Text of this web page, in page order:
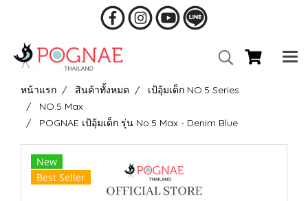
หน้าแรก สินค้าทั้งหมด
เป้อุ้มเด็ก NO.5 Series
NO.5 Max
POGNAE เป้อุ้มเด็ก รุ่น No.5 Max - Denim Blue
New
Best Seller